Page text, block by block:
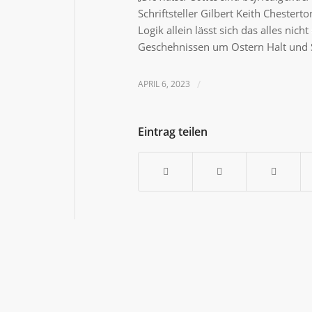
Schriftsteller Gilbert Keith
Logik allein lässt sich das alles
Geschehnissen um Ostern Halt
APRIL 6, 2023 /
Eintrag teilen